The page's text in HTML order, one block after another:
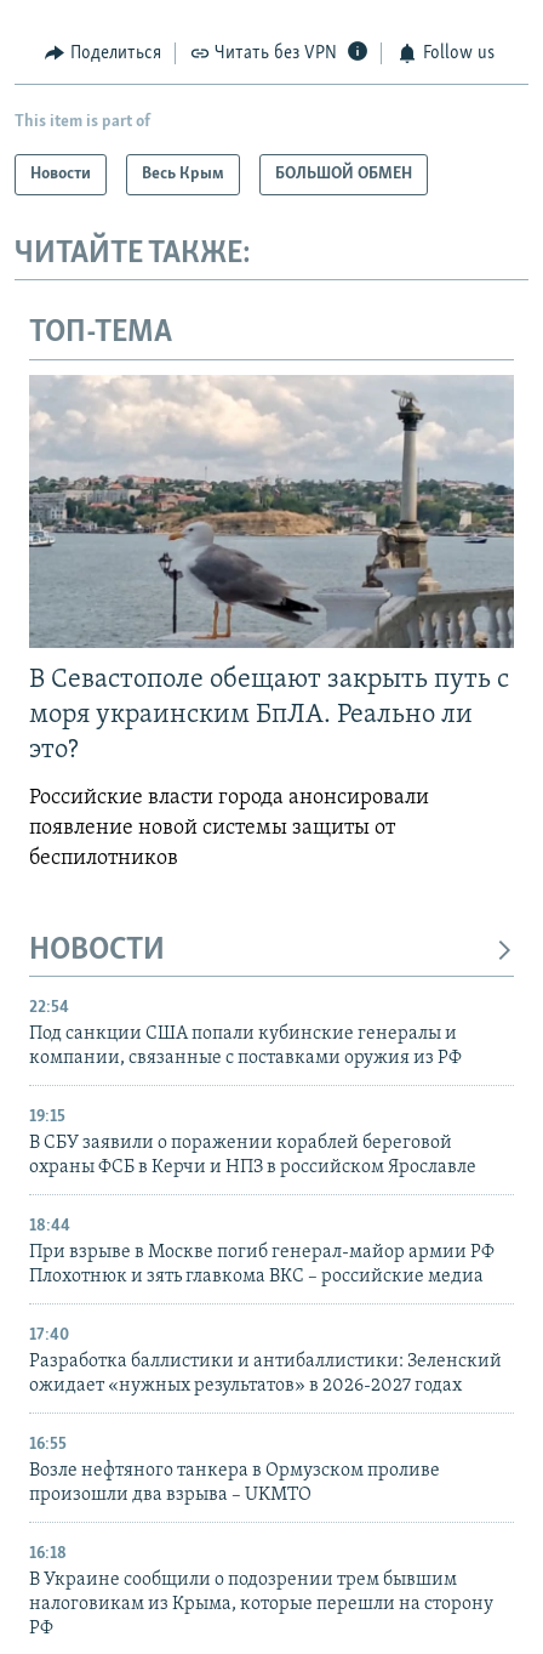
Поделиться Читать без VPN Follow us
This item is part of
Новости Весь Крым БОЛЬШОЙ ОБМЕН
ЧИТАЙТЕ ТАКЖЕ:
ТОП-ТЕМА
В Севастополе обещают закрыть путь с
моря украинским БпЛА. Реально ли
это?
Российские власти города анонсировали
появление новой системы защиты от
беспилотников
НОВОСТИ
22:54
Под санкции США попали кубинские генералы и
компании, связанные с поставками оружия из РФ
19:15
В СБУ заявили о поражении кораблей береговой
охраны ФСБ в Керчи и НПЗ в российском Ярославле
18:44
При взрыве в Москве погиб генерал-майор армии РФ
Плохотнюк и зять главкома ВКС – российские медиа
17:40
Разработка баллистики и антибаллистики: Зеленский
ожидает «нужных результатов» в 2026-2027 годах
16:55
Возле нефтяного танкера в Ормузском проливе
произошли два взрыва – UKMTO
16:18
В Украине сообщили о подозрении трем бывшим
налоговикам из Крыма, которые перешли на сторону
РФ